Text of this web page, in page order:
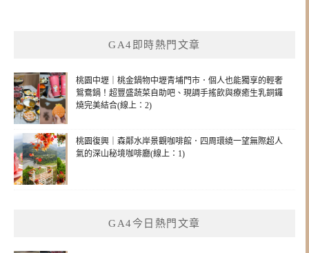
GA4即時熱門文章
桃園中壢｜桃金鍋物中壢青埔門市．個人也能獨享的輕奢
鴛鴦鍋！超豐盛蔬菜自助吧、現調手搖飲與療癒生乳銅鑼
燒完美結合(線上：2)
桃園復興｜森鄰水岸景觀咖啡館．四周環繞一望無際超人
氣的深山秘境咖啡廳(線上：1)
GA4今日熱門文章